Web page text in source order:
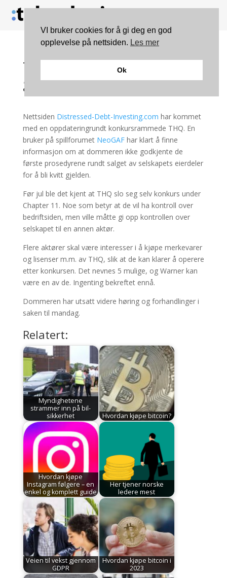
THQ budrunde ikke
godkjent
Nettsiden Distressed-Debt-Investing.com har kommet
med en oppdateringrundt konkursrammede THQ. En
bruker på spillforumet NeoGAFhar klart å finne
informasjon om at dommeren ikke godkjente de
første prosedyrene rundt salget av selskapets eierdeler
for å bli kvitt gjelden.
Før jul ble det kjent at THQ slo seg selv konkurs under
Chapter 11. Noe som betyr at de vil ha kontroll over
bedriftsiden, men ville måtte gi opp kontrollen over
selskapet til en annen aktør.
Flere aktører skal være interesser i å kjøpe merkevarer
og lisenser m.m. av THQ, slik at de kan klarer å operere
etter konkursen. Det nevnes 5 mulige, og Warner kan
være en av de. Ingenting bekreftet ennå.
Dommeren har utsatt videre høring og forhandlinger i
saken til mandag.
Relatert:
Myndighetene
strammer inn på bil-
sikkerhet
Hvordan kjøpe bitcoin?
Hvordan kjøpe
Instagram følgere – en
enkel og komplett guide
Her tjener norske
ledere mest
Veien til vekst gjennom
GDPR
Hvordan kjøpe bitcoin i
2023
VI bruker cookies for å gi deg en god
opplevelse på nettsiden. Les mer
Ok